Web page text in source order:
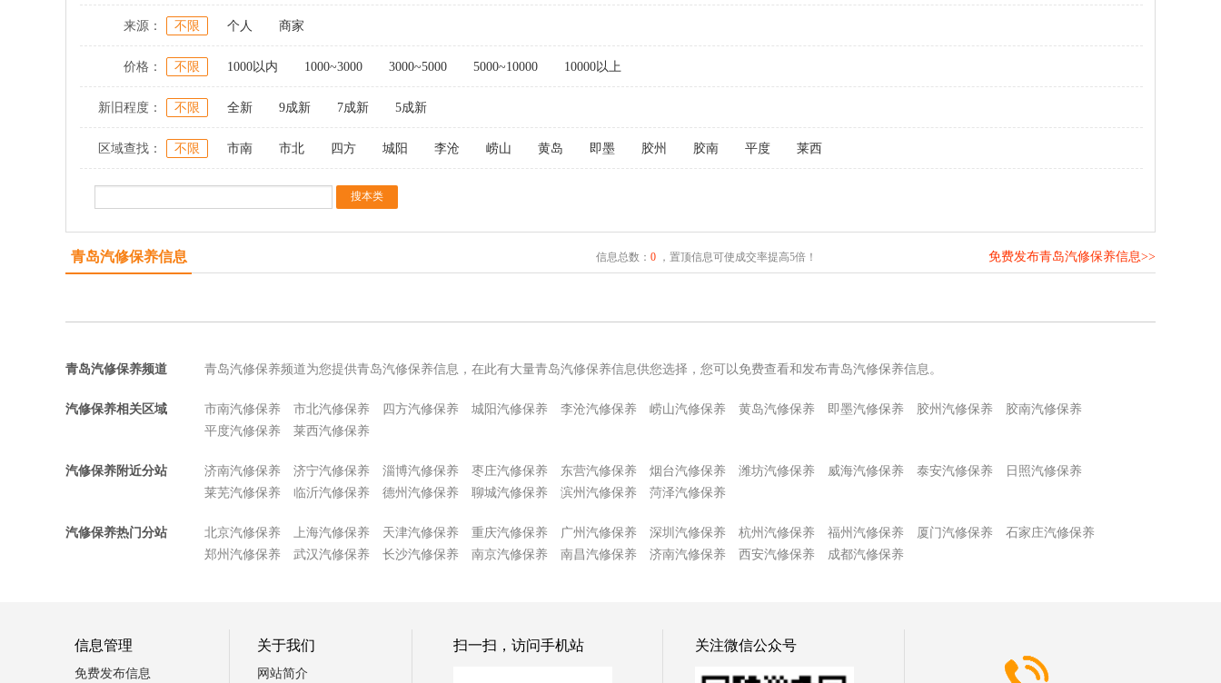
来源： 不限 个人 商家
价格： 不限 1000以内 1000~3000 3000~5000 5000~10000 10000以上
新旧程度： 不限 全新 9成新 7成新 5成新
区域查找： 不限 市南 市北 四方 城阳 李沧 崂山 黄岛 即墨 胶州 胶南 平度 莱西
青岛汽修保养信息 信息总数： 0，置顶信息可使成交率提高5倍！ 免费发布青岛汽修保养信息>>
青岛汽修保养频道 青岛汽修保养频道为您提供青岛汽修保养信息，在此有大量青岛汽修保养信息供您选择，您可以免费查看和发布青岛汽修保养信息。
汽修保养相关区域 市南汽修保养 市北汽修保养 四方汽修保养 城阳汽修保养 李沧汽修保养 崂山汽修保养 黄岛汽修保养 即墨汽修保养 胶州汽修保养
胶南汽修保养
平度汽修保养
莱西汽修保养
汽修保养附近分站 济南汽修保养 济宁汽修保养 淄博汽修保养 枣庄汽修保养 东营汽修保养 烟台汽修保养 潍坊汽修保养 威海汽修保养 泰安汽修保养
日照汽修保养
莱芜汽修保养
临沂汽修保养 德州汽修保养 聊城汽修保养 滨州汽修保养 菏泽汽修保养
汽修保养热门分站 北京汽修保养 上海汽修保养 天津汽修保养 重庆汽修保养 广州汽修保养 深圳汽修保养 杭州汽修保养 福州汽修保养 厦门汽修保养
石家庄汽修保养
郑州汽修保养
武汉汽修保养 长沙汽修保养 南京汽修保养 南昌汽修保养 济南汽修保养 西安汽修保养 成都汽修保养
信息管理
免费发布信息
关于我们
网站简介
扫一扫，访问手机站 关注微信公众号